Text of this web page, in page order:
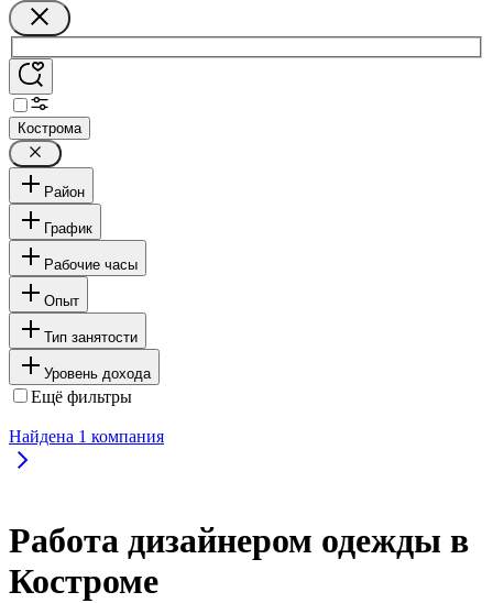
Кострома
Район
График
Рабочие часы
Опыт
Тип занятости
Уровень дохода
Ещё фильтры
Найдена 1 компания
Работа дизайнером одежды в
Костроме